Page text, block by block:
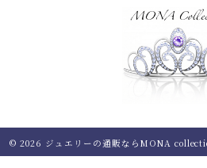
© 2026 ジュエリーの通販ならMONA